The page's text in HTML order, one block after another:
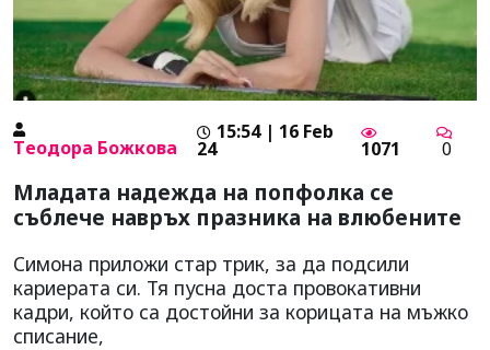
Tеодора Божкова
15:54 | 16 Feb
24 1071 0
Младата надежда на попфолка се
съблече навръх празника на влюбените
Симона приложи стар трик, за да подсили
кариерата си. Тя пусна доста провокативни
кадри, който са достойни за корицата на мъжко
списание,